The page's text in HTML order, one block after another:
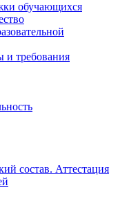
обучающихся
и требования
состав. Аттестация